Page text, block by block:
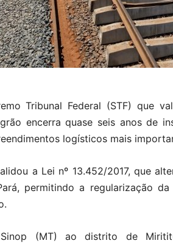
Tribunal Federal (STF) que
encerra quase seis anos de
logísticos mais
a Lei nº 13.452/2017, que
permitindo a regularização
(MT) ao distrito de